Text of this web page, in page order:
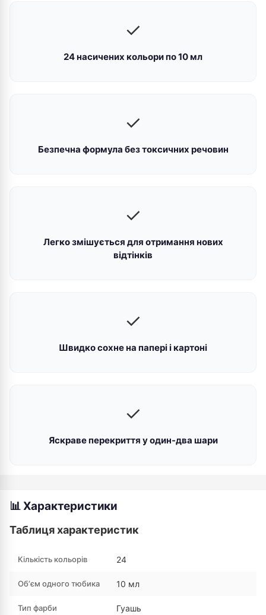
✓
24 насичених кольори по 10 мл
✓
Безпечна формула без токсичних речовин
✓
Легко змішується для отримання нових
відтінків
✓
Швидко сохне на папері і картоні
✓
Яскраве перекриття у один-два шари
📊 Характеристики
Таблиця характеристик
Кількість кольорів 24
Обʼєм одного тюбика 10 мл
Тип фарби Гуашь